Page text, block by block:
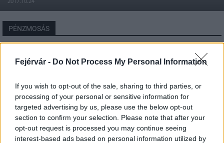
Fejérvár - Do Not Process My Personal Information
If you wish to opt-out of the sale, sharing to third parties, or
processing of your personal or sensitive information for
targeted advertising by us, please use the below opt-out
section to confirm your selection. Please note that after your
opt-out request is processed you may continue seeing
interest-based ads based on personal information utilized by
PÉNZMOSÁS
Név
E-mail cím